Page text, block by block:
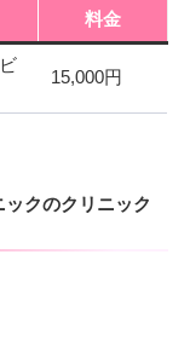
料金
15,000円
クのクリニック